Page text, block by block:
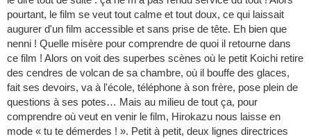
pourtant, le film se veut tout calme et tout doux, ce qui laissait
augurer d'un film accessible et sans prise de tête. Eh bien que
nenni ! Quelle misère pour comprendre de quoi il retourne dans
ce film ! Alors on voit des superbes scènes où le petit Koichi retire
des cendres de volcan de sa chambre, où il bouffe des glaces,
fait ses devoirs, va à l'école, téléphone à son frère, pose plein de
questions à ses potes… Mais au milieu de tout ça, pour
comprendre où veut en venir le film, Hirokazu nous laisse en
mode « tu te démerdes ! ». Petit à petit, deux lignes directrices